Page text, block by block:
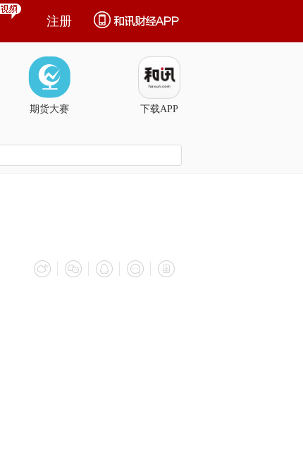
注册
期货大赛 下载APP